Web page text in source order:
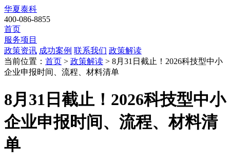
华夏泰科
400-086-8855
首页
服务项目
政策资讯 成功案例 联系我们 政策解读
当前位置： 首页 > 政策解读 > 8月31日截止！2026科技型中小
企业申报时间、流程、材料清单
8月31日截止！2026科技型中小
企业申报时间、流程、材料清
单